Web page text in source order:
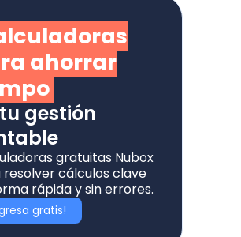
ahorrar
gestión
gratuitas Nubox
resolver cálculos clave
rápida y sin errores.
gratis!